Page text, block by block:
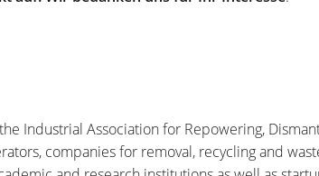
Industrial Association for Repowering,
companies for removal, recycling and